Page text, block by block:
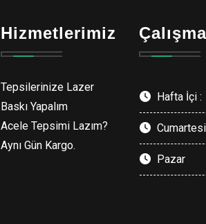
Hizmetlerimiz
Tepsilerinize Lazer
Baskı Yapalım
Acele Tepsimi Lazım?
Aynı Gün Kargo.
Hafta İçi :
Pazar